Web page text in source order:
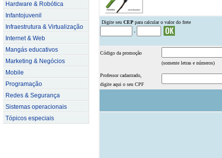
Hardware & Robótica
Infantojuvenil
Infraestrutura & Virtualização
Internet & Web
Mangás educativos
Marketing & Negócios
Mobile
Programação
Redes & Segurança
Sistemas operacionais
Tópicos especiais
Digite seu CEP para calcular o valor do frete
-
Código da promoção
(somente letras e números)
Professor cadastrado,
digite aqui o seu CPF